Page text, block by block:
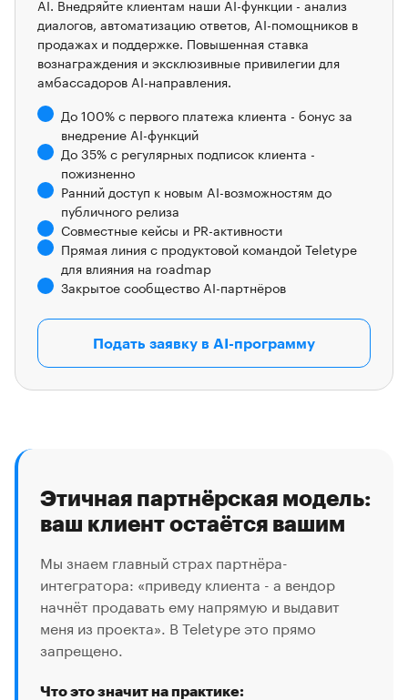
AI. Внедряйте клиентам наши AI-функции - анализ
диалогов, автоматизацию ответов, AI-помощников в
продажах и поддержке. Повышенная ставка
вознаграждения и эксклюзивные привилегии для
амбассадоров AI-направления.
До 100% с первого платежа клиента - бонус за
внедрение AI-функций
До 35% с регулярных подписок клиента -
пожизненно
Ранний доступ к новым AI-возможностям до
публичного релиза
Совместные кейсы и PR-активности
Прямая линия с продуктовой командой Teletype
для влияния на roadmap
Закрытое сообщество AI-партнёров
Подать заявку в AI-программу
Этичная партнёрская модель:
ваш клиент остаётся вашим
Мы знаем главный страх партнёра-
интегратора: «приведу клиента - а вендор
начнёт продавать ему напрямую и выдавит
меня из проекта». В Teletype это прямо
запрещено.
Что это значит на практике: